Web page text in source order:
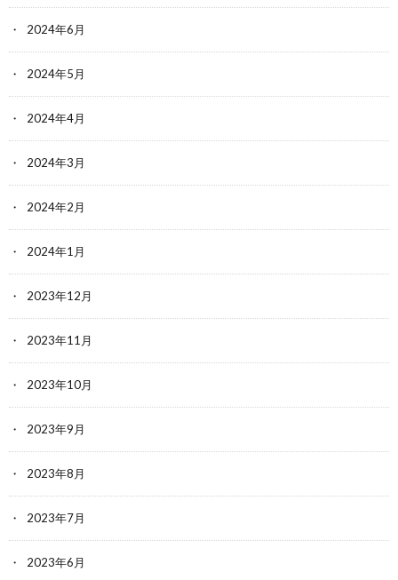
2024年6月
2024年5月
2024年4月
2024年3月
2024年2月
2024年1月
2023年12月
2023年11月
2023年10月
2023年9月
2023年8月
2023年7月
2023年6月